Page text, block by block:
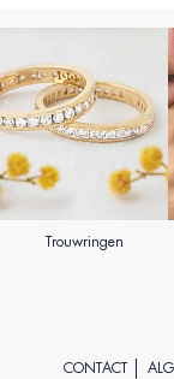
Trouwringen
CONTACT